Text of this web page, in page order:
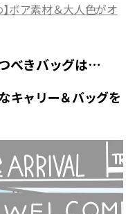
ボア素材＆大人色がオ
べきバッグは…
キャリー＆バッグを